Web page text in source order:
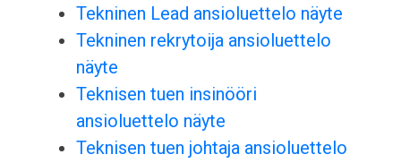
Tekninen Lead ansioluettelo näyte
Tekninen rekrytoija ansioluettelo
näyte
Teknisen tuen insinööri
ansioluettelo näyte
Teknisen tuen johtaja ansioluettelo